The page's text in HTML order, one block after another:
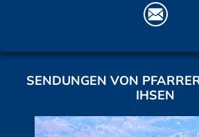
SENDUNGEN VON
IHSEN